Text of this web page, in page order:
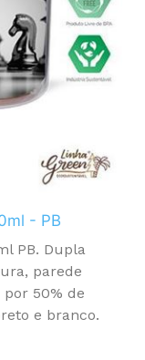
- PB
PB. Dupla
parede
50% de
e branco.